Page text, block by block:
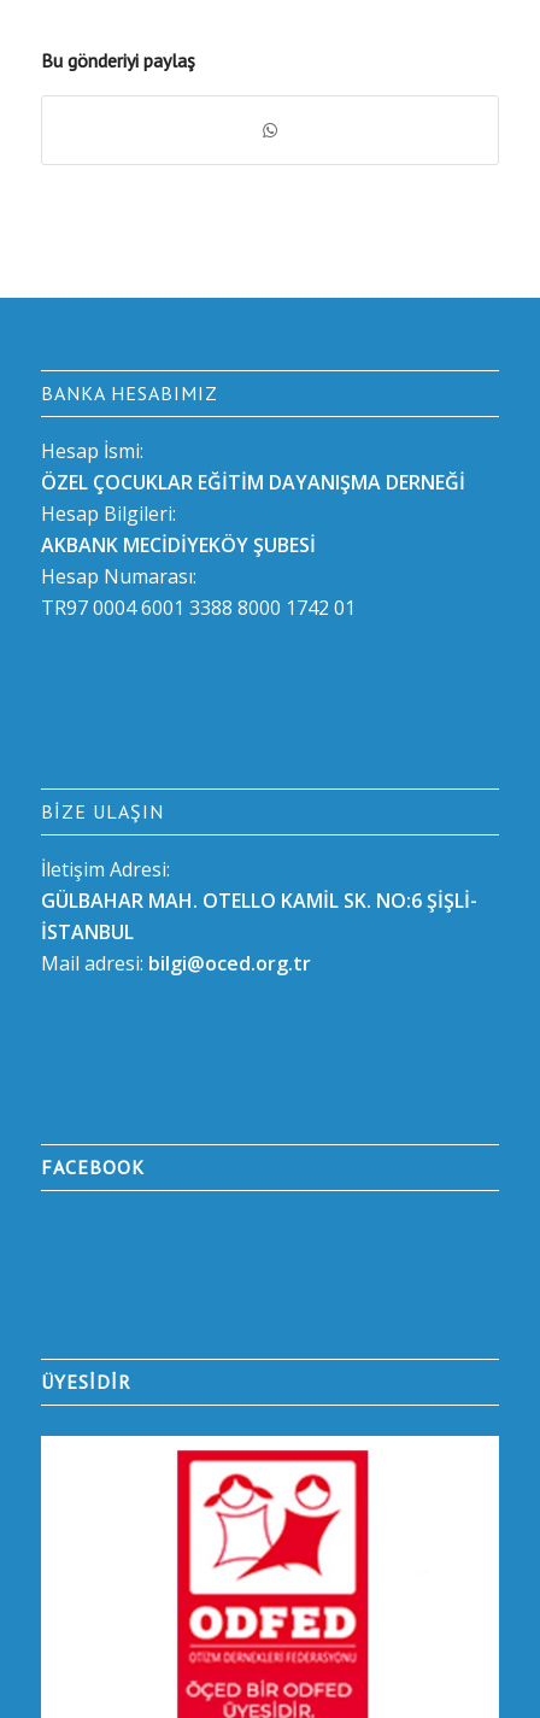
Bu gönderiyi paylaş
BANKA HESABIMIZ
Hesap İsmi:
ÖZEL ÇOCUKLAR EĞİTİM DAYANIŞMA DERNEĞİ
Hesap Bilgileri:
AKBANK MECİDİYEKÖY ŞUBESİ
Hesap Numarası:
TR97 0004 6001 3388 8000 1742 01
BIZE ULAŞIN
İletişim Adresi:
GÜLBAHAR MAH. OTELLO KAMİL SK. NO:6 ŞİŞLİ-
İSTANBUL
Mail adresi: bilgi@oced.org.tr
FACEBOOK
ÜYESİDİR